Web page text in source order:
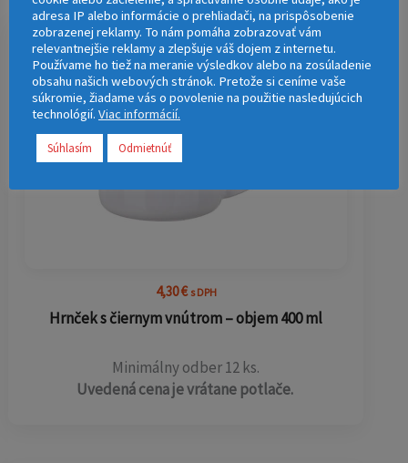
4,30€ s DPH
Hrnček s čiernym vnútrom – objem 400 ml
Minimálny odber 12 ks.
Uvedená cena je vrátane potlače.
adresa IP alebo informácie o prehliadači, na prispôsobenie
zobrazenej reklamy. To nám pomáha zobrazovať vám
relevantnejšie reklamy a zlepšuje váš dojem z internetu.
Používame ho tiež na meranie výsledkov alebo na zosúladenie
obsahu našich webových stránok. Pretože si ceníme vaše
súkromie, žiadame vás o povolenie na použitie nasledujúcich
technológií. Viac informácií.
Súhlasím Odmietnúť